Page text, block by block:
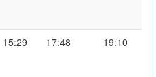
15:29 17:48 19:10